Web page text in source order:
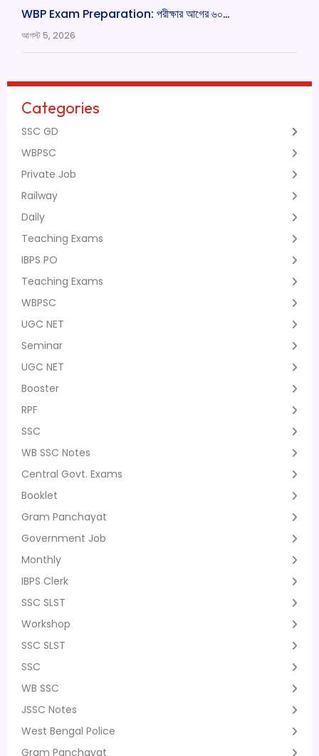
WBP Exam Preparation: পরীক্ষার আগের ৬০…
আগস্ট 5, 2026
Categories
SSC GD
WBPSC
Private Job
Railway
Daily
Teaching Exams
IBPS PO
Teaching Exams
WBPSC
UGC NET
Seminar
UGC NET
Booster
RPF
SSC
WB SSC Notes
Central Govt. Exams
Booklet
Gram Panchayat
Government Job
Monthly
IBPS Clerk
SSC SLST
Workshop
SSC SLST
SSC
WB SSC
JSSC Notes
West Bengal Police
Gram Panchayat